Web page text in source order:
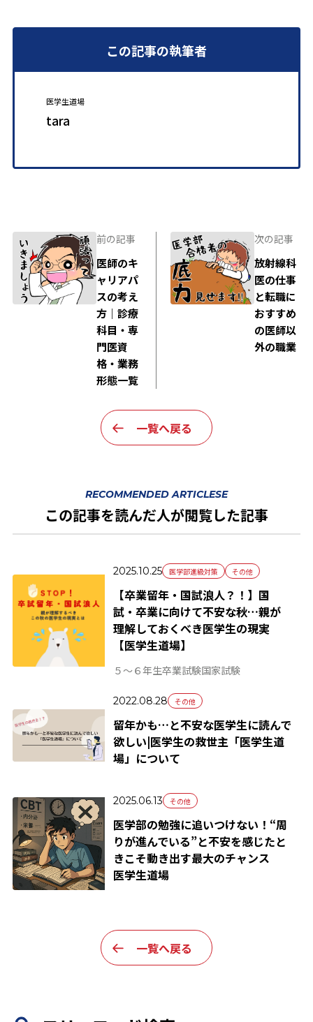
この記事の執筆者
医学生道場
tara
前の記事
医師のキ
ャリアパ
スの考え
方｜診療
科目・専
門医資
格・業務
形態一覧
次の記事
放射線科
医の仕事
と転職に
おすすめ
の医師以
外の職業
一覧へ戻る
RECOMMENDED ARTICLESE
この記事を読んだ人が閲覧した記事
2025.10.25 医学部進級対策 その他
【卒業留年・国試浪人？！】国
試・卒業に向けて不安な秋…親が
理解しておくべき医学生の現実
【医学生道場】
５～６年生卒業試験国家試験
2022.08.28 その他
留年かも…と不安な医学生に読んで
欲しい|医学生の救世主「医学生道
場」について
2025.06.13 その他
医学部の勉強に追いつけない！“周
りが進んでいる”と不安を感じたと
きこそ動き出す最大のチャンス
医学生道場
一覧へ戻る